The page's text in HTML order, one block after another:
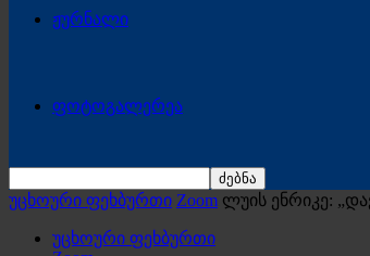
ჟურნალი
ფოტოგალერეა
უცხოური ფეხბურთი Zoom ლუის ენრიკე:
უცხოური ფეხბურთი